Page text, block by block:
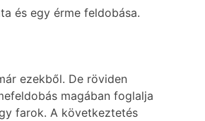
és egy érme feldobása.
ezekből. De röviden
magában foglalja
farok. A következtetés